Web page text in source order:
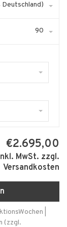
Deutschland)
90
€2.695,00
MwSt. zzgl.
Versandkosten
|
(zzgl.